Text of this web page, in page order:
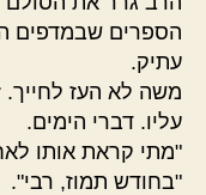
הספרים שבמדפים
עתיק.
משה לא העז לחייך.
עליו. דברי הימים.
"מתי קראת אותו
"בחודש תמוז, רבי".